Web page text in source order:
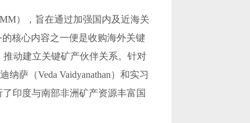
），旨在通过加强国内及近海关
的核心内容之一便是收购海外关键
动建立关键矿产伙伴关系。针对
纳萨（Veda Vaidyanathan）和实习
印度与南部非洲矿产资源丰富国